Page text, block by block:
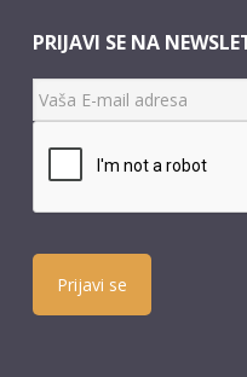
PRIJAVI SE NA
Prijavi se